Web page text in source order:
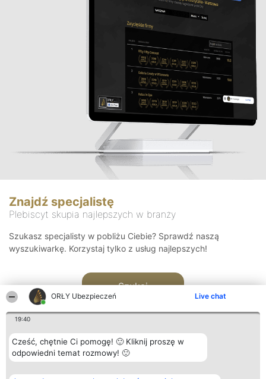
ORŁY Ubezpieczeń Live chat
19:40
Cześć, chętnie Ci pomogę! 🙂 Kliknij proszę w
odpowiedni temat rozmowy! 🙂
Znajdź specjalistę
Plebiscyt skupia najlepszych w branży
Szukasz specjalisty w pobliżu Ciebie? Sprawdź naszą
wyszukiwarkę. Korzystaj tylko z usług najlepszych!
Szukaj
Organizator plebiscytu Plebiscyt Kontakt